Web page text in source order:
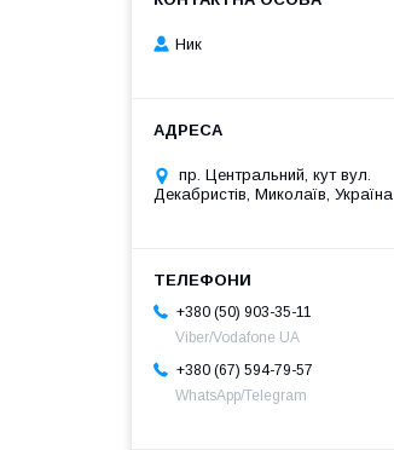
Ник
пр. Центральний, кут вул.
Декабристів, Миколаїв, Україна
+380 (50) 903-35-11
Viber/Vodafone UA
+380 (67) 594-79-57
WhatsApp/Telegram